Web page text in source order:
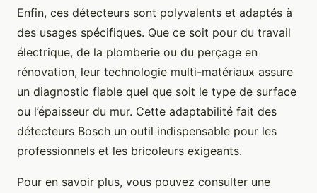
Enfin, ces détecteurs sont polyvalents et adaptés à
des usages spécifiques. Que ce soit pour du travail
électrique, de la plomberie ou du perçage en
rénovation, leur technologie multi-matériaux assure
un diagnostic fiable quel que soit le type de surface
ou l’épaisseur du mur. Cette adaptabilité fait des
détecteurs Bosch un outil indispensable pour les
professionnels et les bricoleurs exigeants.
Pour en savoir plus, vous pouvez consulter une